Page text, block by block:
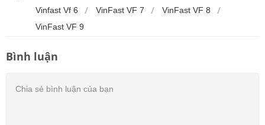
Vinfast Vf 6
VinFast VF 7
VinFast VF 8
VinFast VF 9
Bình luận